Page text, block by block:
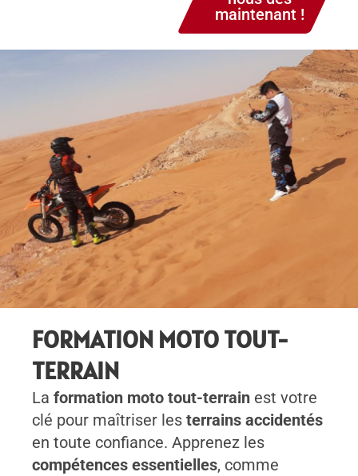
maintenant !
FORMATION MOTO TOUT-
TERRAIN
La formation moto tout-terrain est votre
clé pour maîtriser les terrains accidentés
en toute confiance. Apprenez les
compétences essentielles, comme